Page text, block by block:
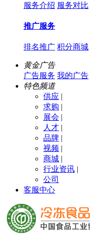
服务介绍 服务对比
推广服务
排名推广 积分商城
黄金广告
广告服务 我的广告
特色频道
供应 |
求购 |
展会 |
人才 |
品牌 |
视频 |
商城 |
行业资讯 |
公司
客服中心